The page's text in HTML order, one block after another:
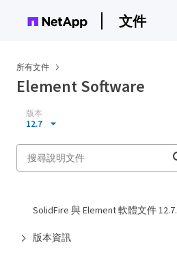
文件
所有文件
Element Software
版本
12.7
SolidFire 與 Element 軟體文件 12.7.
版本資訊